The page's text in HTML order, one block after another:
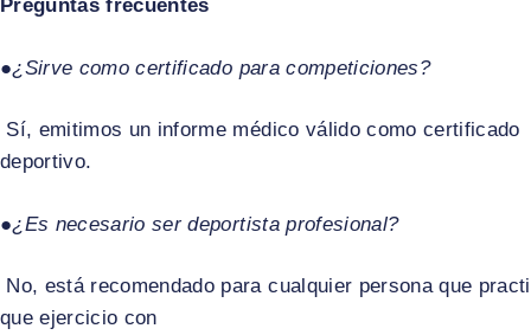
Preguntas frecuentes
●¿Sirve como certificado para competiciones?
Sí, emitimos un informe médico válido como certificado
deportivo.​
●¿Es necesario ser deportista profesional?
No, está recomendado para cualquier persona que practi
que ejercicio con